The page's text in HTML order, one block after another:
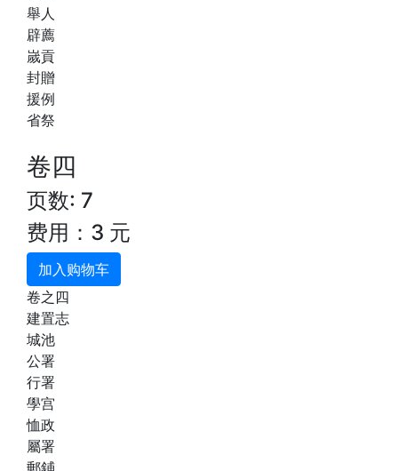
舉人
辟薦
嵗貢
封贈
援例
省祭
卷四
页数: 7
费用：3 元
加入购物车
卷之四
建置志
城池
公署
行署
學宫
恤政
屬署
郵鋪